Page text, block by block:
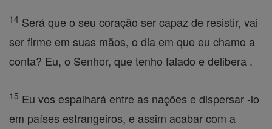
14 Será que o seu coração ser capaz de resistir, vai
ser firme em suas mãos, o dia em que eu chamo a
conta? Eu, o Senhor, que tenho falado e delibera .
15 Eu vos espalhará entre as nações e dispersar -lo
em países estrangeiros, e assim acabar com a